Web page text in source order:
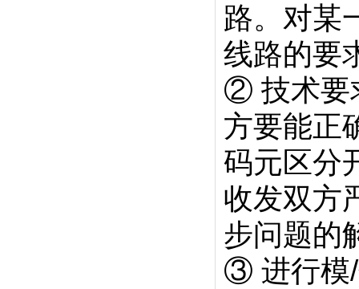
路。对某
线路的要
② 技术要
方要能正
码元区分
收发双方
步问题的
③ 进行模/